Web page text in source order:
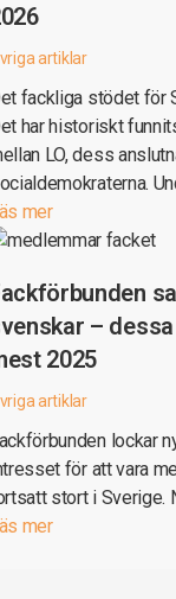
artiklar
fackliga stödet för
har historiskt
LO, dess
mer
–
2025
artiklar
lockar
för att vara
stort i Sverige.
mer